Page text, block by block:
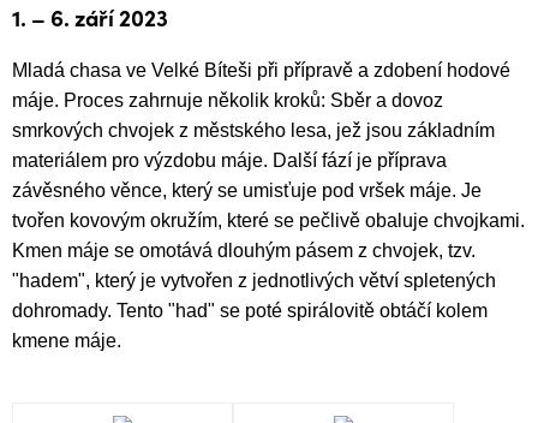
1. – 6. září 2023
Mladá chasa ve Velké Bíteši při přípravě a zdobení hodové
máje. Proces zahrnuje několik kroků: Sběr a dovoz
smrkových chvojek z městského lesa, jež jsou základním
materiálem pro výzdobu máje. Další fází je příprava
závěsného věnce, který se umisťuje pod vršek máje. Je
tvořen kovovým okružím, které se pečlivě obaluje chvojkami.
Kmen máje se omotává dlouhým pásem z chvojek, tzv.
"hadem", který je vytvořen z jednotlivých větví spletených
dohromady. Tento "had" se poté spirálovitě obtáčí kolem
kmene máje.